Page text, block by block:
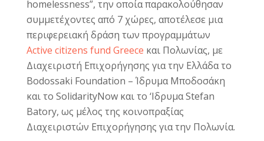
homelessness”, την οποία παρακολούθησαν
συμμετέχοντες από 7 χώρες, αποτέλεσε μια
περιφερειακή δράση των προγραμμάτων
Active citizens fund Greece και Πολωνίας, με
Διαχειριστή Επιχορήγησης για την Ελλάδα το
Bodossaki Foundation – Ίδρυμα Μποδοσάκη
και το SolidarityNow και το ‘Ιδρυμα Stefan
Batory, ως μέλος της κοινοπραξίας
Διαχειριστών Επιχορήγησης για την Πολωνία.